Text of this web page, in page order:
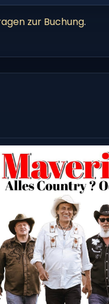
zur Buchung.